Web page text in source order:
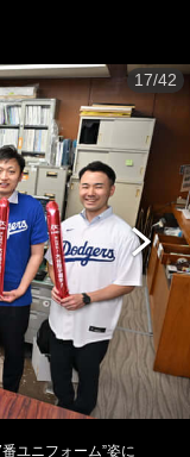
17/42
ユニフォーム”姿に